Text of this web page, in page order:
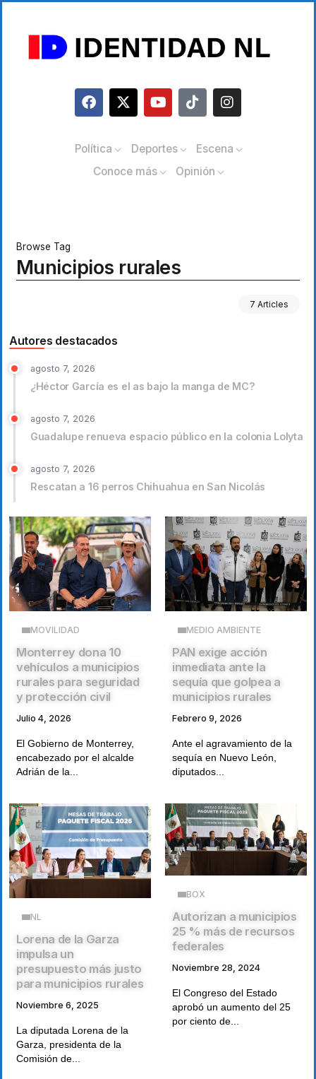
Política Deportes
Escena
Conoce más
Opinión
Browse Tag
Municipios rurales
7 Articles
Autores destacados
agosto 7, 2026
¿Héctor García es el as bajo la manga de MC?
agosto 7, 2026
Guadalupe renueva espacio público en la colonia Lolyta
agosto 7, 2026
Rescatan a 16 perros Chihuahua en San Nicolás
MOVILIDAD
Monterrey dona 10
vehículos a municipios
rurales para seguridad
y protección civil
Julio 4, 2026
El Gobierno de Monterrey,
encabezado por el alcalde
Adrián de la...
MEDIO AMBIENTE
PAN exige acción
inmediata ante la
sequía que golpea a
municipios rurales
Febrero 9, 2026
Ante el agravamiento de la
sequía en Nuevo León,
diputados...
NL
Lorena de la Garza
impulsa un
presupuesto más justo
para municipios rurales
Noviembre 6, 2025
La diputada Lorena de la
Garza, presidenta de la
Comisión de...
BOX
Autorizan a municipios
25 % más de recursos
federales
Noviembre 28, 2024
El Congreso del Estado
aprobó un aumento del 25
por ciento de...